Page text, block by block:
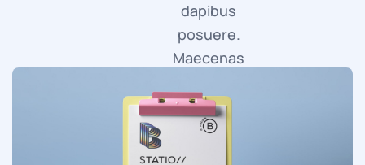
dapibus
posuere.
Maecenas
mollis
interdum.